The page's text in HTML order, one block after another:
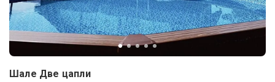
Шале Две цапли